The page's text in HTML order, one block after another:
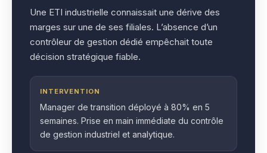
Une ETI industrielle connaissait une dérive des
marges sur une de ses filiales. L’absence d’un
contrôleur de gestion dédié empêchait toute
décision stratégique fiable.
INTERVENTION
Manager de transition déployé à 80% en 5
semaines. Prise en main immédiate du contrôle
de gestion industriel et analytique.